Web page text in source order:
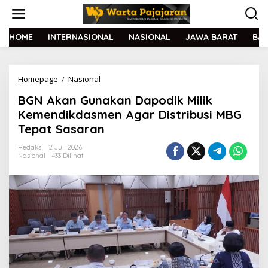
t
HOME INTERNASIONAL NASIONAL JAWA BARAT
Homepage / Nasional
N
A
k
a
n
a
k
a
n
D
a
p
o
BGN Akan Gunakan Dapodik Milik
Kemendikdasmen Agar Distribusi MBG
Tepat Sasaran
Redaksi
2 Juli 2026
Nasional
433 Dilihat